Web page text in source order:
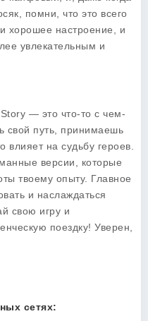
помни, что это всего
хорошее настроение, и
увлекательным и
— это что-то с чем-
свой путь, принимаешь
на судьбу героев.
версии, которые
твоему опыту. Главное
и наслаждаться
свою игру и
поездку! Уверен,
сетях: